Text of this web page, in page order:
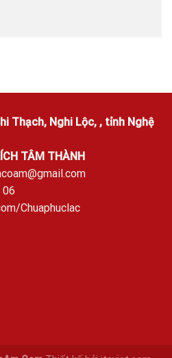
Thạch, Nghi Lộc, , tỉnh Nghệ
TÂM THÀNH
Chuaphuclac